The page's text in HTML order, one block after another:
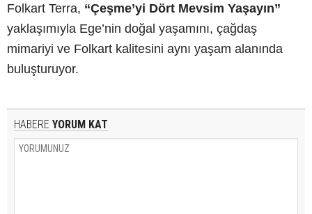
Folkart Terra, “Çeşme’yi Dört Mevsim Yaşayın”
yaklaşımıyla Ege’nin doğal yaşamını, çağdaş
mimariyi ve Folkart kalitesini aynı yaşam alanında
buluşturuyor.
HABERE YORUM KAT